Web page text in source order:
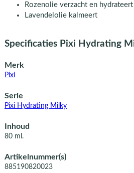
Rozenolie verzacht en hydrateert
Lavendelolie kalmeert
Specificaties Pixi Hydrating
Merk
Pixi
Serie
Pixi Hydrating Milky
Inhoud
80 ml.
Artikelnummer(s)
885190820023